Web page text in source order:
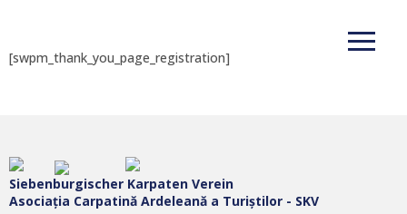
[swpm_thank_you_page_registration]
Siebenburgischer Karpaten Verein
Asociația Carpatină Ardeleană a Turiștilor - SKV